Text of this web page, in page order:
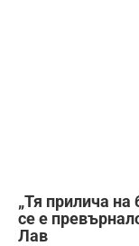
„Тя прилича на
се е
Лав